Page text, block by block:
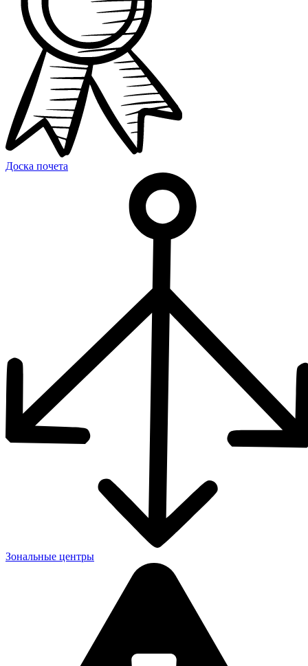
Доска почета
Зональные центры